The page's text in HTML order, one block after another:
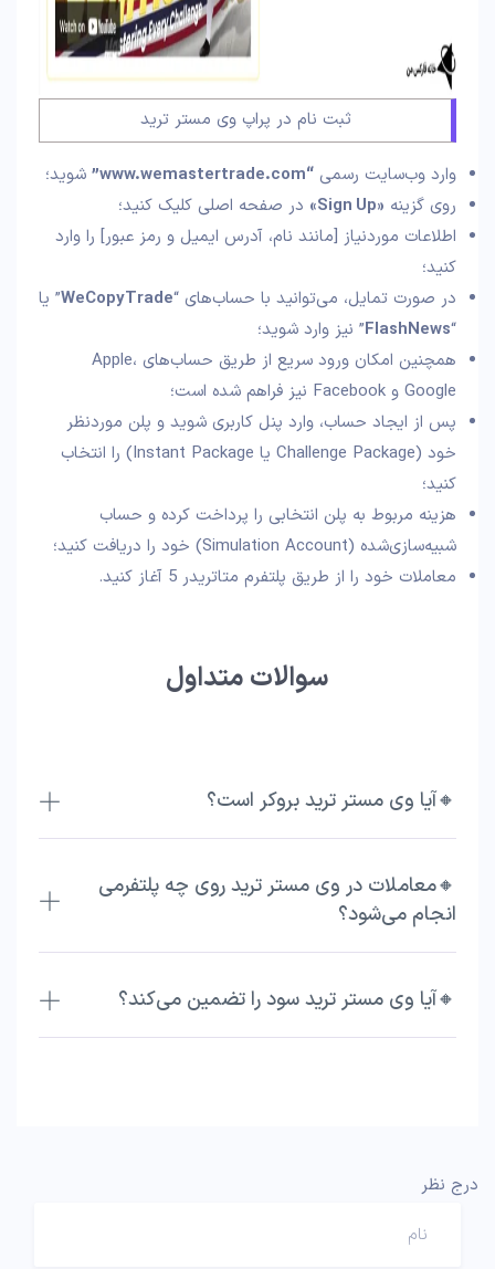
ثبت نام در پراپ وی مستر ترید
وارد وب‌سایت رسمی “www.wemastertrade.com”
شوید؛
روی گزینه «Sign Up»
در صفحه اصلی کلیک کنید؛
اطلاعات موردنیاز [مانند نام، آدرس ایمیل و رمز عبور] را وارد
کنید؛
در صورت تمایل، می‌توانید با حساب‌های “WeCopyTrade” یا
“
FlashNews” نیز وارد شوید؛
همچنین امکان ورود سریع از طریق حساب‌های Apple،
Google و Facebook نیز فراهم شده است؛
پس از ایجاد حساب، وارد پنل کاربری شوید و پلن موردنظر
خود (Challenge Package یا Instant Package) را انتخاب
کنید؛
هزینه مربوط به پلن انتخابی را پرداخت کرده و حساب
شبیه‌سازی‌شده (Simulation Account) خود را دریافت کنید؛
معاملات خود را از طریق پلتفرم متاتریدر 5 آغاز کنید.
سوالات متداول
🔸آیا وی مستر ترید بروکر است؟
🔸معاملات در وی مستر ترید روی چه پلتفرمی
انجام می‌شود؟
🔸آیا وی مستر ترید سود را تضمین می‌کند؟
درج نظر